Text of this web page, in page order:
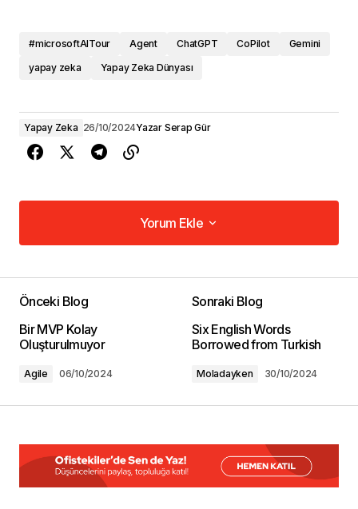
c
e
o
o
k
at
s
p
p
k
e
n
p
y
n
k
#microsoftAITour Agent ChatGPT CoPilot
Gemini
yapay zeka
Yapay Zeka Dünyası
Yapay Zeka 26/10/2024Yazar Serap Gür
Yorum Ekle
Yorum Ekle
alanlar*ile işaretlenmişlerdir
Yorum*
Ad Soyad*
Önceki Blog
Bir MVP Kolay
Oluşturulmuyor
Agile 06/10/2024
Sonraki Blog
Six English Words
Borrowed from Turkish
Moladayken 30/10/2024